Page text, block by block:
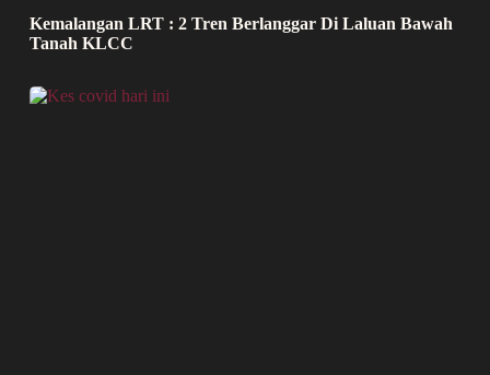
Kemalangan LRT : 2 Tren Berlanggar Di Laluan Bawah
Tanah KLCC